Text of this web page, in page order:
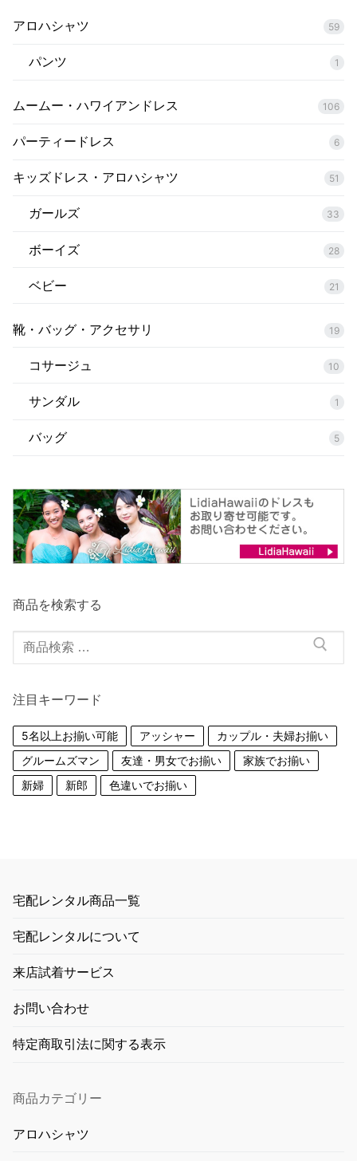
アロハシャツ 59
パンツ 1
ムームー・ハワイアンドレス 106
パーティードレス 6
キッズドレス・アロハシャツ 51
ガールズ 33
ボーイズ 28
ベビー 21
靴・バッグ・アクセサリ 19
コサージュ 10
サンダル 1
バッグ 5
商品を検索する
検
索
象:
注目キーワード
5名以上お揃い可能 アッシャー
カップル・夫婦お揃い
グルームズマン
友達・男女でお揃い
家族でお揃い
新婦
新郎 色違いでお揃い
宅配レンタル商品一覧
宅配レンタルについて
来店試着サービス
お問い合わせ
特定商取引法に関する表示
商品カテゴリー
アロハシャツ